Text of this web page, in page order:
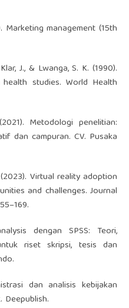
Marketing management (15th
J., & Lwanga, S. K. (1990).
studies. World Health
Metodologi penelitian:
dan campuran. CV. Pusaka
Virtual reality adoption
and challenges. Journal
dengan SPSS: Teori,
riset skripsi, tesis dan
dan analisis kebijakan